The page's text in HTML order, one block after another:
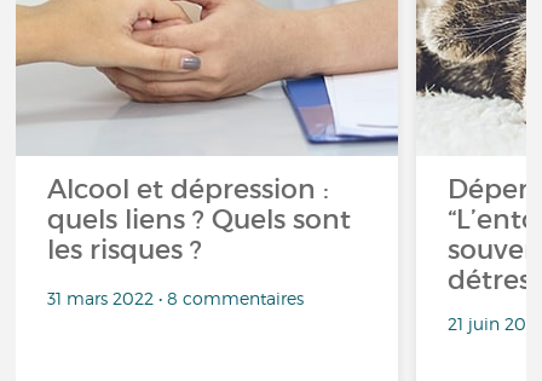
Alcool et dépression :
quels liens ? Quels sont
les risques ?
31 mars 2022 • 8 commentaires
21 juin